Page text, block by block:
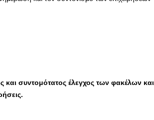
συντομότατος έλεγχος των φακέλων και